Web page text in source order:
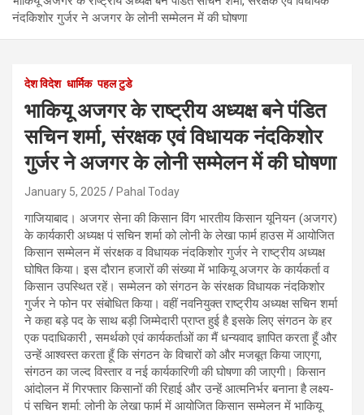
नंदकिशोर गुर्जर ने अजगर के लोनी सम्मेलन में की घोषणा
देश विदेश धार्मिक पहल टुडे
भाकियू अजगर के राष्ट्रीय अध्यक्ष बने पंडित
सचिन शर्मा, संरक्षक एवं विधायक नंदकिशोर
गुर्जर ने अजगर के लोनी सम्मेलन में की घोषणा
January 5, 2025 Pahal Today
गाजियाबाद। अजगर सेना की किसान विंग भारतीय किसान यूनियन (अजगर)
के कार्यकारी अध्यक्ष पं सचिन शर्मा को लोनी के लेखा फार्म हाउस में आयोजित
किसान सम्मेलन में संरक्षक व विधायक नंदकिशोर गुर्जर ने राष्ट्रीय अध्यक्ष
घोषित किया। इस दौरान हजारों की संख्या में भाकियू अजगर के कार्यकर्ता व
किसान उपस्थित रहें। सम्मेलन को संगठन के संरक्षक विधायक नंदकिशोर
गुर्जर ने फोन पर संबोधित किया। वहीं नवनियुक्त राष्ट्रीय अध्यक्ष सचिन शर्मा
ने कहा बड़े पद के साथ बड़ी जिम्मेदारी प्राप्त हुई है इसके लिए संगठन के हर
एक पदाधिकारी , समर्थको एवं कार्यकर्ताओं का मैं धन्यवाद ज्ञापित करता हूँ और
उन्हें आश्वस्त करता हूँ कि संगठन के विचारों को और मजबूत किया जाएगा,
संगठन का जल्द विस्तार व नई कार्यकारिणी की घोषणा की जाएगी। किसान
आंदोलन में गिरफ्तार किसानों की रिहाई और उन्हें आत्मनिर्भर बनाना है लक्ष्य-
पं सचिन शर्मा: लोनी के लेखा फार्म में आयोजित किसान सम्मेलन में भाकियू